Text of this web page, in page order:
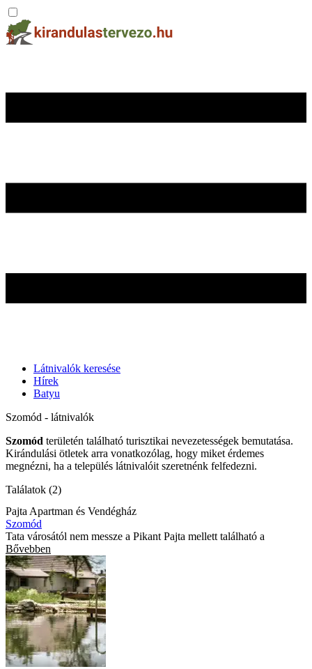
Látnivalók keresése
Hírek
Batyu
Szomód - látnivalók
Szomód területén található turisztikai nevezetességek bemutatása.
Kirándulási ötletek arra vonatkozólag, hogy miket érdemes
megnézni, ha a település látnivalóit szeretnénk felfedezni.
Találatok (2)
Pajta Apartman és Vendégház
Szomód
Tata városától nem messze a Pikant Pajta mellett található a
Bővebben